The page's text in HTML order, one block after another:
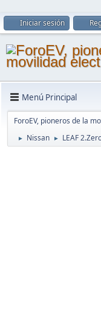
Iniciar sesión
Menú Principal
ForoEV, pioneros de la
► Nissan ► LEAF